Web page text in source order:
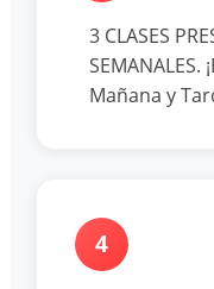
3 CLASES
SEMANALES.
Mañana y
4